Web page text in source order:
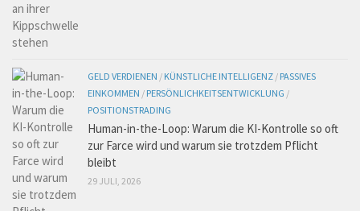
GELD VERDIENEN / KÜNSTLICHE INTELLIGENZ / PASSIVES
EINKOMMEN / PERSÖNLICHKEITSENTWICKLUNG /
POSITIONSTRADING
Human-in-the-Loop: Warum die KI-Kontrolle so oft
zur Farce wird und warum sie trotzdem Pflicht
bleibt
29 JULI, 2026